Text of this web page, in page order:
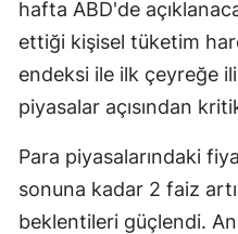
hafta ABD'de
ettiği kişisel tüketim
endeksi ile ilk çeyreğe
piyasalar açısından
Para piyasalarındaki
sonuna kadar 2 faiz
beklentileri güçlendi.